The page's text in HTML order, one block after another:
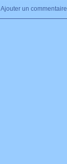
Ajouter un commentaire